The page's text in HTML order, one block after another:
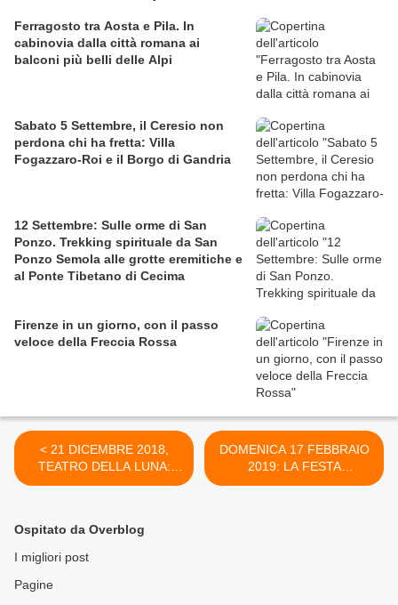
Ferragosto tra Aosta e Pila. In
cabinovia dalla città romana ai
balconi più belli delle Alpi
Sabato 5 Settembre, il Ceresio non
perdona chi ha fretta: Villa
Fogazzaro-Roi e il Borgo di Gandria
12 Settembre: Sulle orme di San
Ponzo. Trekking spirituale da San
Ponzo Semola alle grotte eremitiche e
al Ponte Tibetano di Cecima
Firenze in un giorno, con il passo
veloce della Freccia Rossa
< 21 DICEMBRE 2018,
TEATRO DELLA LUNA:
ALIS - LE CIRQUE
MIGLIORI ARTISTI DEL
CIRQUE DU SOLEIL
DOMENICA 17 FEBBRAIO
2019: LA FESTA
VENEZIANA SULL'ACQUA
Ospitato da Overblog
I migliori post
Pagine